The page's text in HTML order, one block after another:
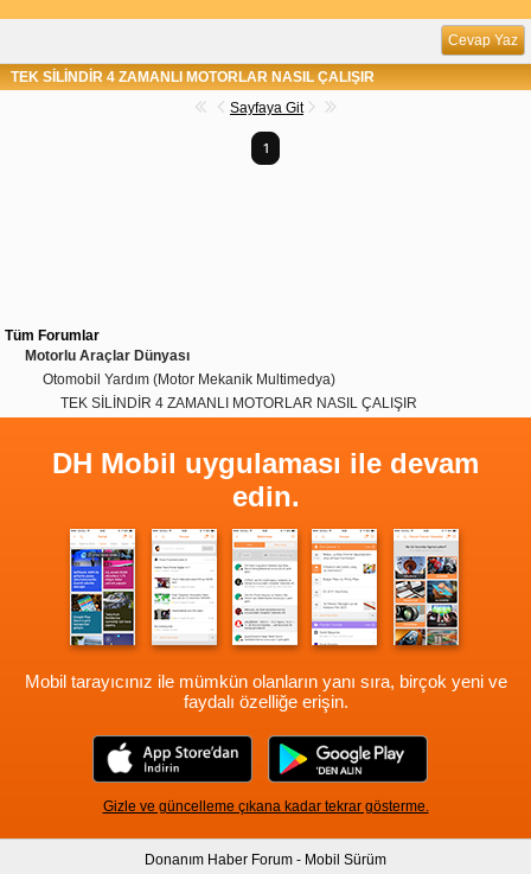
Cevap Yaz
TEK SİLİNDİR 4 ZAMANLI MOTORLAR NASIL ÇALIŞIR
Sayfaya Git
1
Tüm Forumlar
Motorlu Araçlar Dünyası
Otomobil Yardım (Motor Mekanik Multimedya)
TEK SİLİNDİR 4 ZAMANLI MOTORLAR NASIL ÇALIŞIR
DH Mobil uygulaması ile devam
edin.
Mobil tarayıcınız ile mümkün olanların yanı sıra, birçok yeni ve
faydalı özelliğe erişin.
Gizle ve güncelleme çıkana kadar tekrar gösterme.
Donanım Haber Forum - Mobil Sürüm